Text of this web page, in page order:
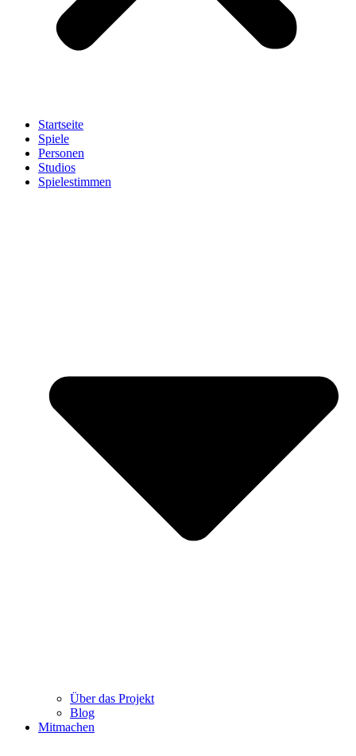
Startseite
Spiele
Personen
Studios
Spielestimmen
Über das Projekt
Blog
Mitmachen